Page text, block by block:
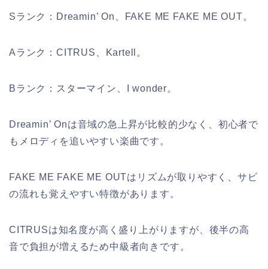
Sランク：Dreamin’ On、FAKE ME FAKE ME OUT。
Aランク：CITRUS、Kartell。
Bランク：スターマイン、I wonder。
Dreamin’ Onは音域の急上昇が比較的少なく、初心者で
もメロディを追いやすい楽曲です。
FAKE ME FAKE ME OUTはリズムが取りやすく、サビ
の流れも覚えやすい特徴があります。
CITRUSは知名度が高く盛り上がりますが、後半の高
音で負担が増えるため中級者向きです。